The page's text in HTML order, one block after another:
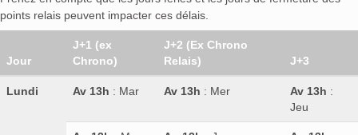
points relais peuvent impacter ces délais.
Jour
J+1 (ex
Chrono)
J+2 (Ex Chrono
Relais)
J+3
Lundi Av 13h : Mar Av 13h : Mer Av 13h :
Jeu